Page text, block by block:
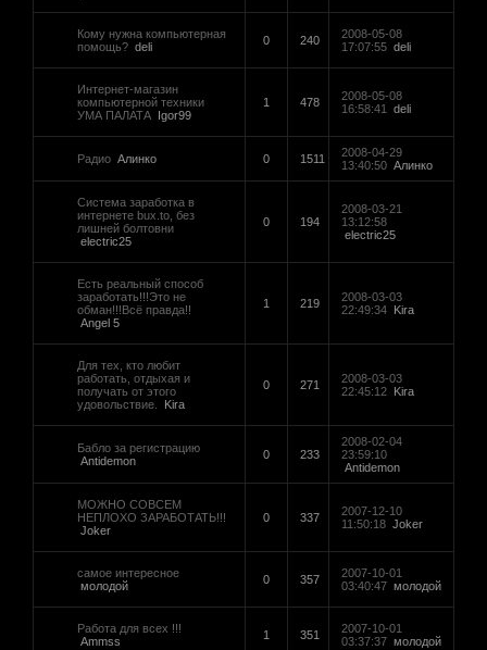
Кому нужна компьютерная
помощь? deli 0 240
2008-05-08
17:07:55 deli
Интернет-магазин
компьютерной техники
УМА ПАЛАТА Igor99
1 478
2008-05-08
16:58:41
deli
Радио Алинко 0 1511
2008-04-29
13:40:50 Алинко
Cистема заработка в
интернете bux.to, без
лишней болтовни
electric25
0 194
2008-03-21
13:12:58
electric25
Есть реальный способ
заработать!!!Это не
обман!!!Всё правда!!
Angel 5
1 219
2008-03-03
22:49:34 Kira
Для тех, кто любит
работать, отдыхая и
получать от этого
удовольствие.
Kira
0 271
2008-03-03
22:45:12 Kira
Бабло за регистрацию
Antidemon
0 233
2008-02-04
23:59:10
Antidemon
МОЖНО СОВСЕМ
НЕПЛОХО ЗАРАБОТАТЬ!!!
Joker
0 337
2007-12-10
11:50:18 Joker
самое интересное
молодой
0 357
2007-10-01
03:40:47 молодой
Работа для всех !!!
Ammss
1 351
2007-10-01
03:37:37 молодой